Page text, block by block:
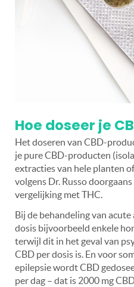
Hoe doseer je
Het doseren van CBD-
je pure CBD-producten
extracties van hele planten
volgens Dr. Russo
vergelijking met THC.
Bij de behandeling van
dosis bijvoorbeeld enkele
terwijl dit in het geval van
CBD per dosis is. En voor
epilepsie wordt CBD
per dag – dat is 2000 mg